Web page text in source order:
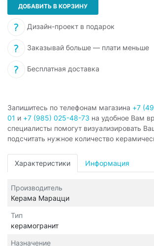
ДОБАВИТЬ В КОРЗИНУ
Дизайн-проект в подарок
Заказывай больше — плати меньше
Бесплатная доставка
Запишитесь по телефонам магазина +7
01 и +7 (985) 025-48-73 на удобное Вам
специалисты помогут визуализировать
подсчитать нужное количество
Характеристики Информация
Производитель
Керама Марацци
Тип
керамогранит
Назначение